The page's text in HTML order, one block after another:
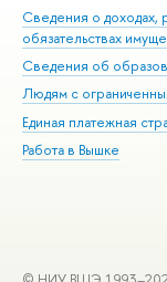
Сведения о доходах,
обязательствах
Сведения об
Людям с
Единая платежная
Работа в Вышке